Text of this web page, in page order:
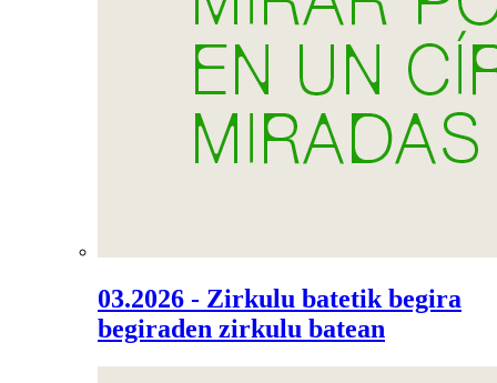
03.2026 - Zirkulu batetik begira
begiraden zirkulu batean